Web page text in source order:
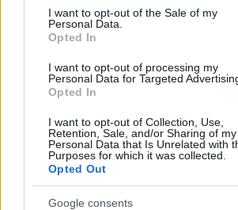
consent section.
I want to opt-out of the Sale of my
Personal Data.
Opted In
I want to opt-out of processing my
Personal Data for Targeted
Opted In
I want to opt-out of Collection, Use,
Retention, Sale, and/or Sharing of my
Personal Data that Is Unrelated with
Purposes for which it was collected.
Opted Out
Google consents
τηλεόρασης. Ιστορικά, τα
διατηρούσαν τη δυναμική τους
γεγονότων και ειδήσεων. Σήμερα,
πλατφόρμες όπως το YouTube, το
κολοσσοί όπως η Amazon και η
άμεσα τα δικαιώματα αυτών των
μεταδόσεων.